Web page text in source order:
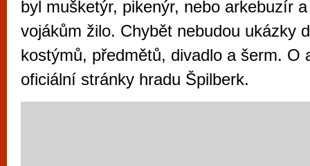
byl mušketýr, pikenýr, nebo arkebuzír
vojákům žilo. Chybět nebudou ukázky
kostýmů, předmětů, divadlo a šerm. O
oficiální stránky hradu Špilberk.
metropoli naleznete širokou nabídku her
po moderní automaty jak pro pravidelné
příležitostné hráče. V...